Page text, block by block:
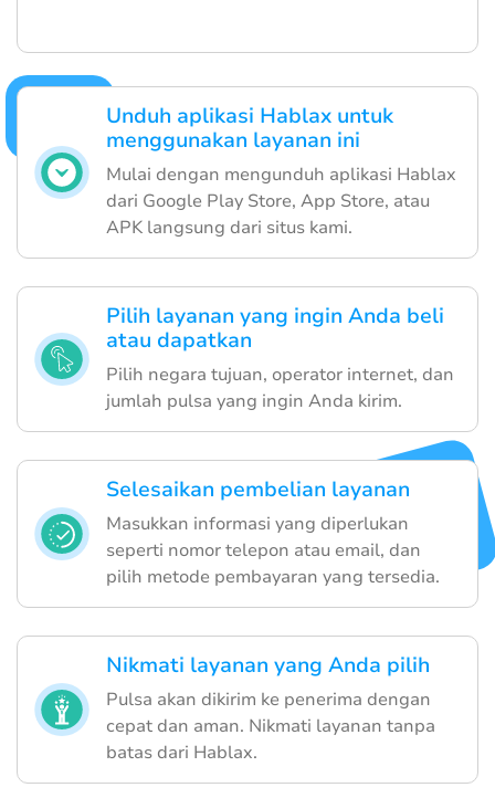
Unduh aplikasi Hablax untuk
menggunakan layanan ini
Mulai dengan mengunduh aplikasi Hablax
dari Google Play Store, App Store, atau
APK langsung dari situs kami.
Pilih layanan yang ingin Anda beli
atau dapatkan
Pilih negara tujuan, operator internet, dan
jumlah pulsa yang ingin Anda kirim.
Selesaikan pembelian layanan
Masukkan informasi yang diperlukan
seperti nomor telepon atau email, dan
pilih metode pembayaran yang tersedia.
Nikmati layanan yang Anda pilih
Pulsa akan dikirim ke penerima dengan
cepat dan aman. Nikmati layanan tanpa
batas dari Hablax.